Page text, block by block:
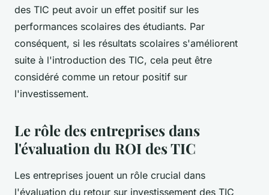
des TIC peut avoir un effet positif sur les
performances scolaires des étudiants. Par
conséquent, si les résultats scolaires s'améliorent
suite à l'introduction des TIC, cela peut être
considéré comme un retour positif sur
l'investissement.
Le rôle des entreprises dans
l'évaluation du ROI des TIC
Les entreprises jouent un rôle crucial dans
l'évaluation du retour sur investissement des TIC